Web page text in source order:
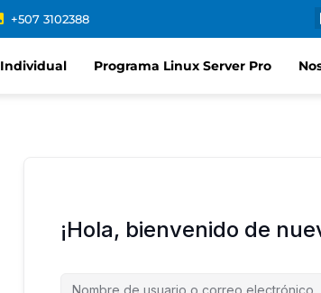
+507 3102388
Individual Programa Linux Server Pro
¡Hola, bienvenido de